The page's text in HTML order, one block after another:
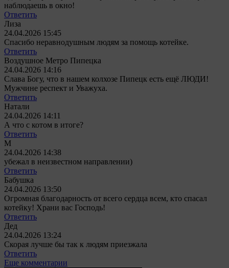
наблюдаешь в окно!
Ответить
Лиза
24.04.2026 15:45
Спасибо неравнодушным людям за помощь котейке.
Ответить
Воздушное Метро Пипецка
24.04.2026 14:16
Слава Богу, что в нашем колхозе Пипецк есть ещё ЛЮДИ!
Мужчине респект и Уважуха.
Ответить
Натали
24.04.2026 14:11
А что с котом в итоге?
Ответить
М
24.04.2026 14:38
убежал в неизвестном направлении)
Ответить
Бабушка
24.04.2026 13:50
Огромная благодарность от всего сердца всем, кто спасал
котейку! Храни вас Господь!
Ответить
Дед
24.04.2026 13:24
Скорая лучше бы так к людям приезжала
Ответить
Еще комментарии